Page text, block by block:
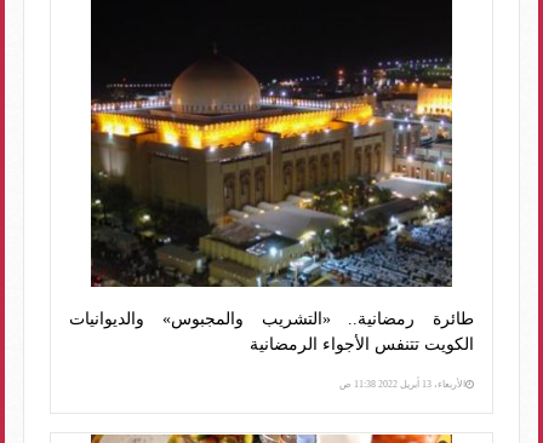
طائرة رمضانية.. «التشريب والمجبوس» والديوانيات
الكويت تتنفس الأجواء الرمضانية
الأربعاء، 13 أبريل 2022 11:38 ص